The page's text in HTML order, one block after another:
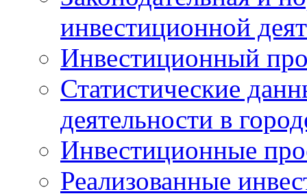
инвестиционной
Инвестиционный
Статистические
деятельности в
Инвестиционные
Реализованные